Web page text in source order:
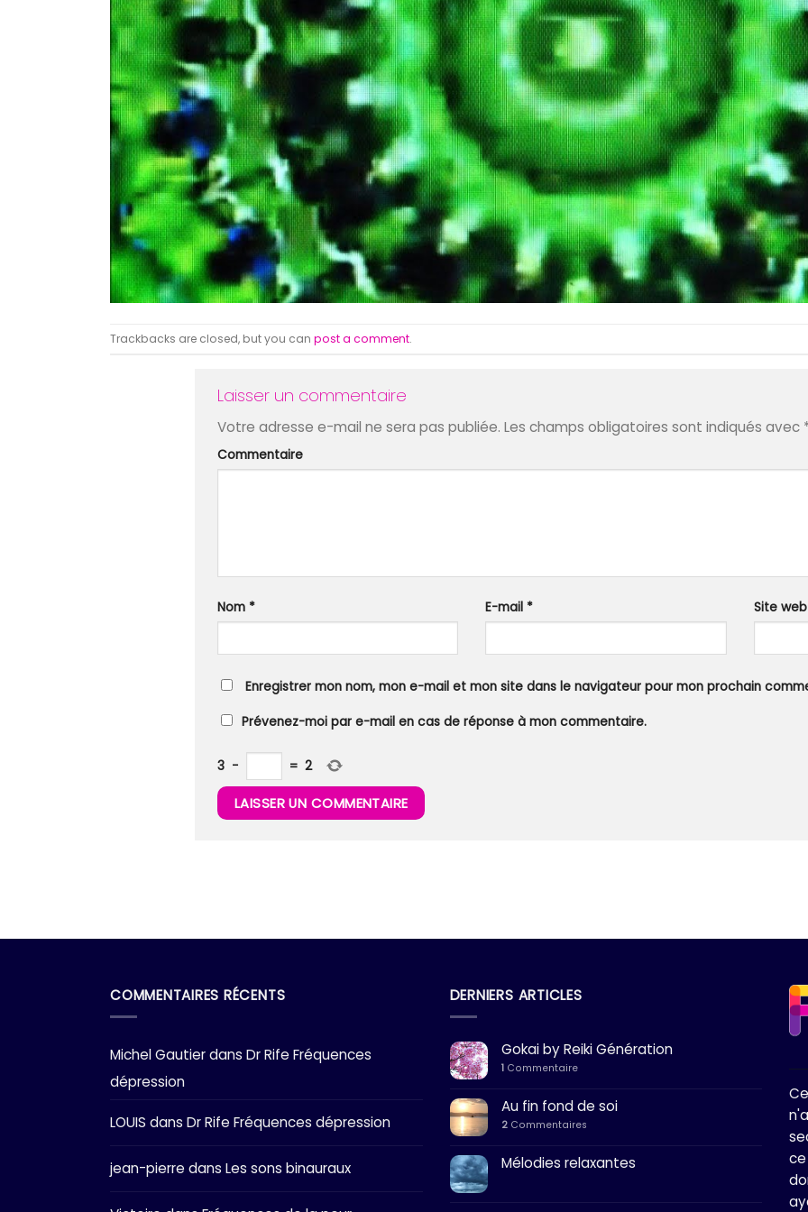
Trackbacks are closed, but you can post a comment.
Laisser un commentaire
Votre adresse e-mail ne sera pas publiée. Les champs obligatoires sont indiqués avec *
Commentaire
Nom * E-mail * Site web
Enregistrer mon nom, mon e-mail et mon site dans le navigateur pour mon prochain
Prévenez-moi par e-mail en cas de réponse à mon commentaire.
3 − = 2
COMMENTAIRES RÉCENTS
Michel Gautierdans Dr Rife Fréquences
dépression
LOUIS dans Dr Rife Fréquences dépression
jean-pierre dans Les sons binauraux
DERNIERS ARTICLES
Gokai by Reiki Génération
1Commentaire
Au fin fond de soi
2Commentaires
Mélodies relaxantes